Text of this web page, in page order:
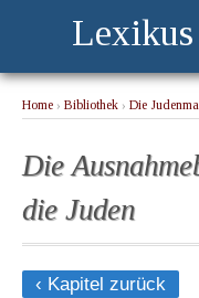
Lexikus
Home › Bibliothek › Die
Die
die Juden
‹ Kapitel zurück